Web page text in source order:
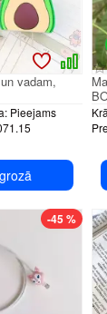
Pieejams
vadam,
-45 %